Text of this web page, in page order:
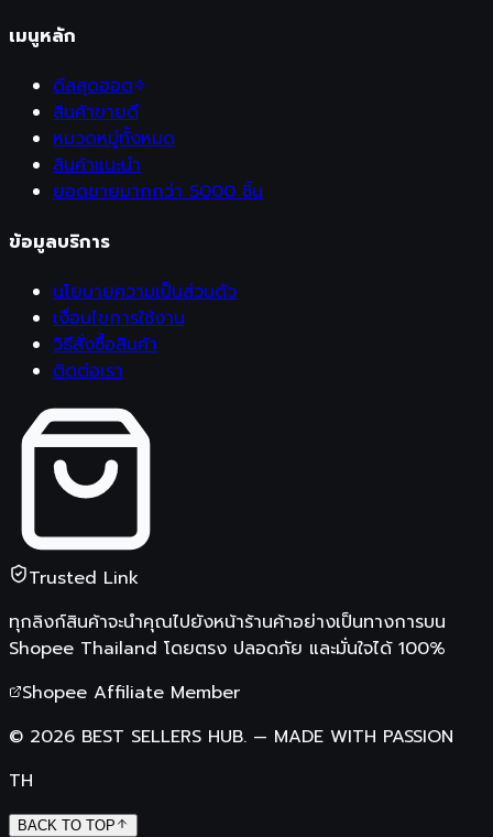
เมนูหลัก
ดีลสุดฮอต
สินค้าขายดี
หมวดหมู่ทั้งหมด
สินค้าแนะนำ
ยอดขายมากกว่า 5000 ชิ้น
ข้อมูลบริการ
นโยบายความเป็นส่วนตัว
เงื่อนไขการใช้งาน
วิธีสั่งซื้อสินค้า
ติดต่อเรา
Trusted Link
ทุกลิงก์สินค้าจะนำคุณไปยังหน้าร้านค้าอย่างเป็นทางการบน
Shopee Thailand โดยตรง ปลอดภัย และมั่นใจได้ 100%
Shopee Affiliate Member
© 2026 BEST SELLERS HUB. — MADE WITH PASSION
TH
BACK TO TOP